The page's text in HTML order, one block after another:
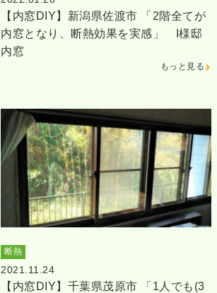
【内窓DIY】新潟県佐渡市 「2階全てが
内窓となり、断熱効果を実感」 I様邸
内窓
もっと見る
断熱
2021.11.24
【内窓DIY】千葉県茂原市 「1人でも(3